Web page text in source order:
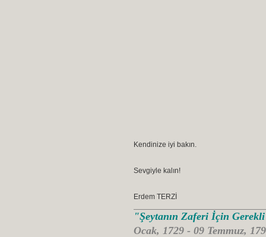
Kendinize iyi bakın.
Sevgiyle kalın!
Erdem TERZİ
"Şeytanın Zaferi İçin
Ocak, 1729 - 09 Temmuz,